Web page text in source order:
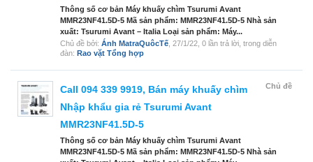
Thông số cơ bản Máy khuấy chìm Tsurumi Avant
MMR23NF41.5D-5 Mã sản phẩm: MMR23NF41.5D-5 Nhà sản
xuất: Tsurumi Avant – Italia Loại sản phẩm: Máy...
Chủ đề bởi: Ánh MatraQuôcTế 27/1/22 , 0 lần trả lời, trong diễn
đàn: Rao vặt Tổng hợp
Chủ đề
Call 094 339 9919, Bán máy khuấy chìm
Nhập khẩu gia rẻ Tsurumi Avant
MMR23NF41.5D-5
Thông số cơ bản Máy khuấy chìm Tsurumi Avant
MMR23NF41.5D-5 Mã sản phẩm: MMR23NF41.5D-5 Nhà sản